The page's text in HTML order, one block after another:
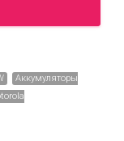
Аккумуляторы